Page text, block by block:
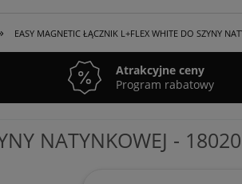
EASY MAGNETIC ŁĄCZNIK L+FLEX WHITE DO SZYNY
Atrakcyjne ceny
Program rabatowy
NATYNKOWEJ - 18020